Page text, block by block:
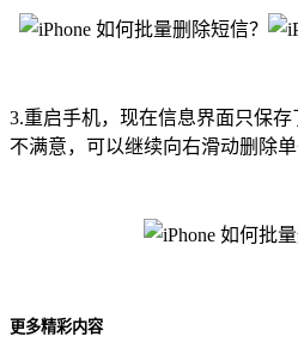
3.重启手机，现在信息界面只保
不满意，可以继续向右滑动删除单
更多精彩内容